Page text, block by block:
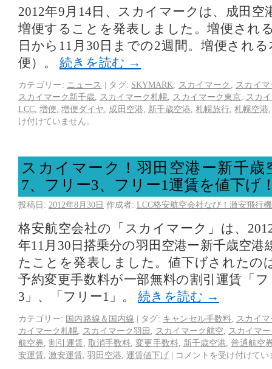
2012年9月14日、スカイマークは、成田空
増便することを発表しました。増便され
日から11月30日までの2週間。増便され
便）。 続きを読む →
カテゴリー: ニュース | タグ: SKYMARK スカイマーク
スカイ
スカイマーク新千歳
スカイマーク札幌 スカイマーク東京
スカ
LCC ,増便 ,増便ダイヤ 成田空港 新千歳空港 札幌旅行 ,札幌空港
け付けていません。
スカイマーク！羽田空港ー新千歳
7、フリー3、フリー1運賃を値下げ
投稿日: 2012年8月30日 作成者: LCC格安航空会社なび！激安飛行
格安航空会社の「スカイマーク」は、
年11月30日搭乗分の羽田空港ー新千歳空港
たことを発表しました。値下げされたの
予約変更手数料が一部無料の割引運賃「
3」、「フリー1」。 続きを読む →
カテゴリー: 国内路線＆国内線 | タグ: キャンセル手数料,
スカイ
カイマーク札幌
スカイマーク羽田 スカイマーク航空
スカイマ
航空券 ,割引運賃 取消手数料 ,変更手数料, 新千歳空港 ,普通航空
安運賃 激安運賃 羽田空港 運賃値下げ | コメントを受け付けてい